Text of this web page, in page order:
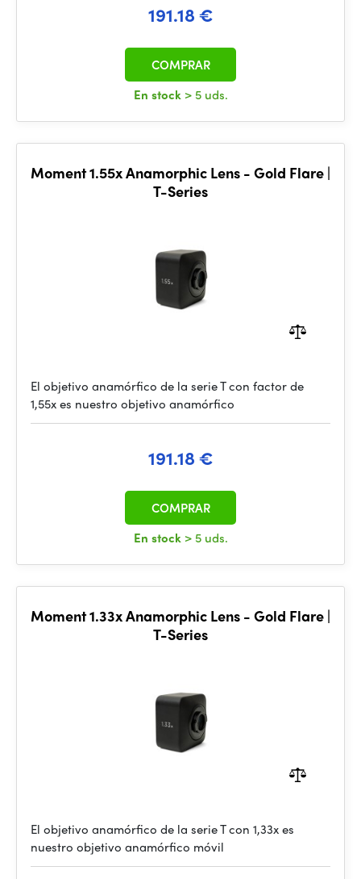
191.18 €
En stock > 5 uds.
COMPRAR
Moment 1.55x Anamorphic Lens - Gold Flare |
T-Series
El objetivo anamórfico de la serie T con factor de
1,55x es nuestro objetivo anamórfico
191.18 €
En stock > 5 uds.
COMPRAR
Moment 1.33x Anamorphic Lens - Gold Flare |
T-Series
El objetivo anamórfico de la serie T con 1,33x es
nuestro objetivo anamórfico móvil